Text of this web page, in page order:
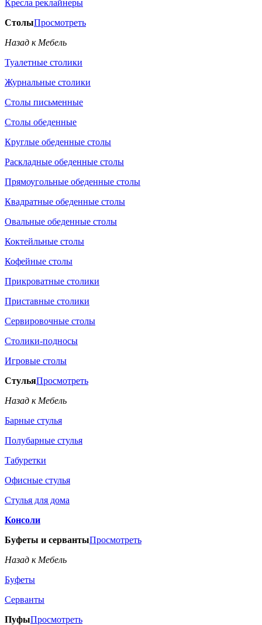
Кресла реклайнеры
СтолыПросмотреть
Назад к Мебель
Туалетные столики
Журнальные столики
Столы письменные
Столы обеденные
Круглые обеденные столы
Раскладные обеденные столы
Прямоугольные обеденные столы
Квадратные обеденные столы
Овальные обеденные столы
Коктейльные столы
Кофейные столы
Прикроватные столики
Приставные столики
Сервировочные столы
Столики-подносы
Игровые столы
СтульяПросмотреть
Назад к Мебель
Барные стулья
Полубарные стулья
Табуретки
Офисные стулья
Стулья для дома
Консоли
Буфеты и сервантыПросмотреть
Назад к Мебель
Буфеты
Серванты
ПуфыПросмотреть